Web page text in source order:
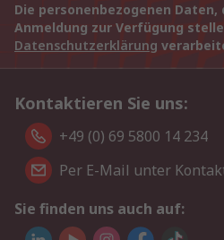
Die personenbezogenen Daten,
Anmeldung zur Verfügung
Datenschutzerklärung
Kontaktieren Sie uns:
+49 (0) 69 5800 14 234
Per E-Mail unter
Sie finden uns auch auf: